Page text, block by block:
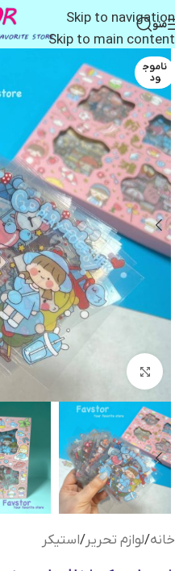
Skip to navigation
Skip to main content
منو
ناموج
ود
بزرگنمایی تصویر
خانه/لوازم تحریر/استیکر